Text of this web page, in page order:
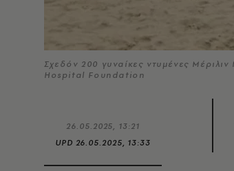
Σχεδόν 200 γυναίκες ντυμένες
Hospital Foundation
26.05.2025, 13:21
UPD 26.05.2025, 13:33